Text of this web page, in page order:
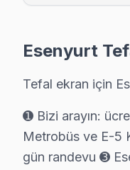
Güzelyurt'de
Hürriyet Tefal
Hürriyet sakinleri
İncirtepe Tefal
İncirtepe
Esenyurt
Tefal ekran için
➊ Bizi arayın:
Metrobüs ve E-5
gün randevu ➌